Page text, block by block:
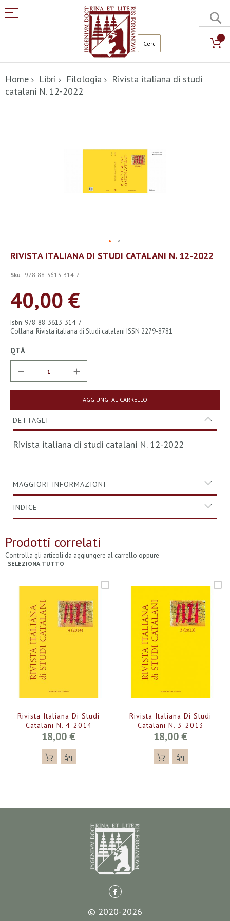
al
contenuto
Home Libri Filologia
Rivista italiana di studi
catalani N. 12-2022
Vai
all'inizio
galleria
immagini
RIVISTA ITALIANA DI STUDI CATALANI N. 12-2022
Sku 978-88-3613-314-7
40,00 €
Isbn: 978-88-3613-314-7
Collana: Rivista italiana di Studi catalani ISSN 2279-8781
QTÀ
AGGIUNGI AL CARRELLO
DETTAGLI
Rivista italiana di studi catalani N. 12-2022
MAGGIORI INFORMAZIONI
INDICE
Prodotti correlati
Controlla gli articoli da aggiungere al carrello oppure
SELEZIONA TUTTO
Rivista Italiana Di Studi
Catalani N. 4-2014
18,00 €
Rivista Italiana Di Studi
Catalani N. 3-2013
18,00 €
© 2020-2026